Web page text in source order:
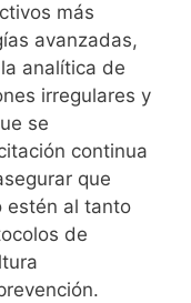
más
avanzadas,
analítica de
irregulares y
se
continua
que
estén al tanto
de